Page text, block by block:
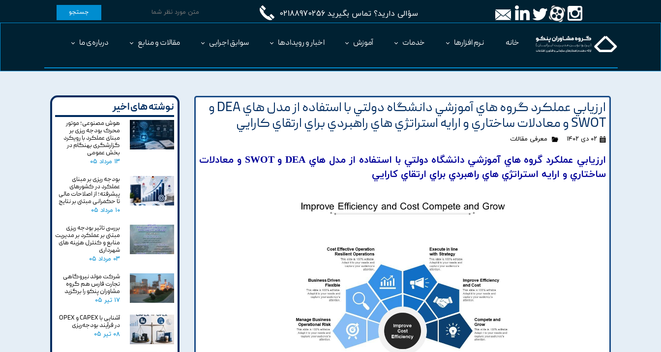
سؤالی دارید؟ تماس بگیرید 02188970256 جستجو
خانه نرم افزارها خدمات آموزش اخبار و رویدادها سوابق اجرایی مقالات و منابع درباره‌ی ما
ارزيابي عملکرد گروه هاي آموزشي دانشگاه دولتي با استفاده از مدل هاي DEA و
SWOT و معادلات ساختاري و ارايه استراتژي هاي راهبردي براي ارتقاي کارايي
۰۲ دی ۱۴۰۲ معرفی مقالات
ارزيابي عملکرد گروه هاي آموزشي دانشگاه دولتي با استفاده از مدل هاي DEA و SWOT و معادلات
ساختاري و ارايه استراتژي هاي راهبردي براي ارتقاي کارايي
نوشته های اخیر
هوش مصنوعی؛ موتور
محرک بودجه ریزی بر
مبنای عملکرد با رویکرد
گزارشگری بهنگام در
بخش عمومی
۱۳ مرداد ۰۵
بودجه ریزی بر مبنای
عملکرد در کشورهای
پیشرفته؛ از اصلاحات مالی
تا حکمرانی مبتنی بر نتایج
۱۰ مرداد ۰۵
بررسی تاثیر بودجه ریزی
مبتنی بر عملکرد بر مدیریت
منابع و کنترل هزینه های
شهرداری
۰۳ مرداد ۰۵
شرکت مولد نیروگاهی
تجارت فارس هم گروه
مشاوران پنکو را برگزید
۱۷ تیر ۰۵
آشنایی با CAPEX و OPEX
در فرآیند بودجه‌ریزی
۰۸ تیر ۰۵